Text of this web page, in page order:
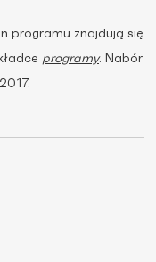
programu znajdują się
programy. Nabór